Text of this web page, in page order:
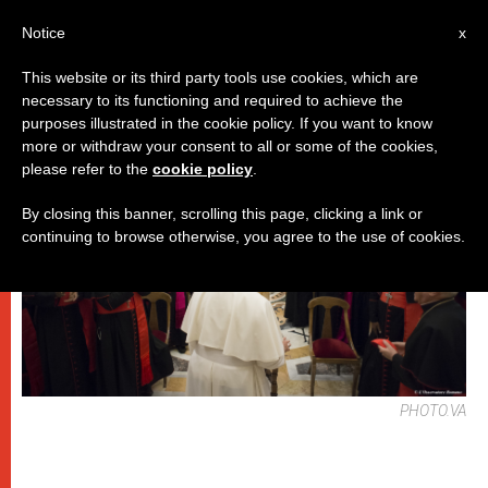
PAPI
PHOTO.VA
x
Notice
This website or its third party tools use cookies, which are
necessary to its functioning and required to achieve the
purposes illustrated in the cookie policy. If you want to know
more or withdraw your consent to all or some of the cookies,
please refer to the cookie policy
By closing this banner, scrolling this page, clicking a link or
continuing to browse otherwise, you agree to the use of cookies.